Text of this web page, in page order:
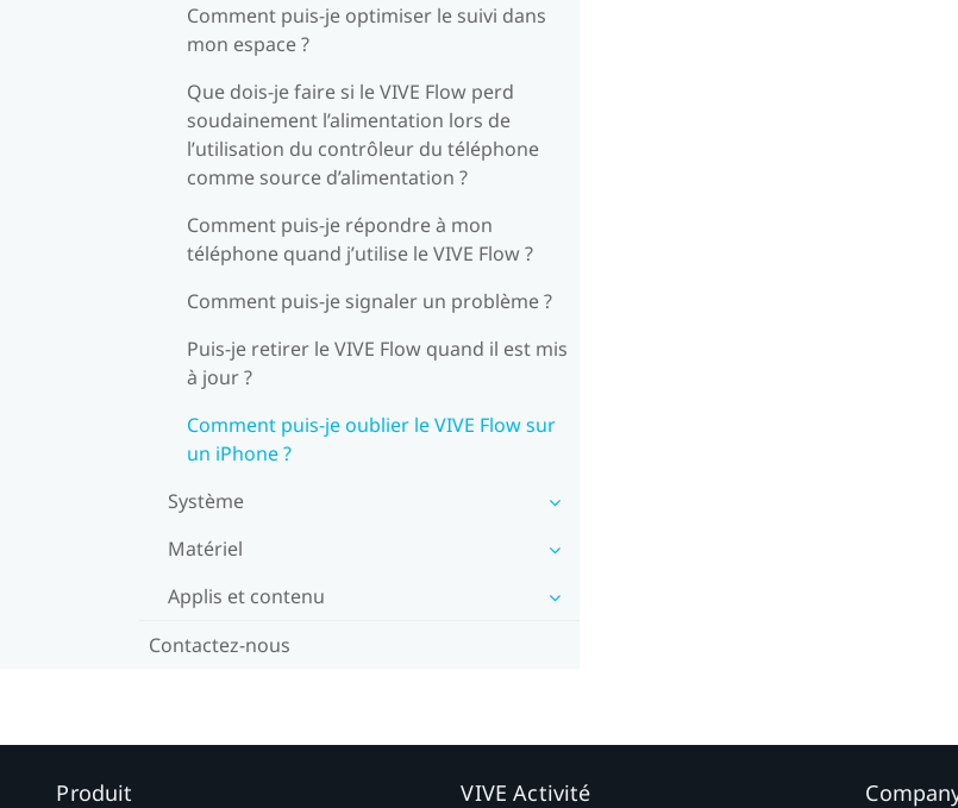
Comment puis-je optimiser le suivi dans
mon espace ?
Que dois-je faire si le VIVE Flow perd
soudainement l’alimentation lors de
l’utilisation du contrôleur du téléphone
comme source d’alimentation ?
Comment puis-je répondre à mon
téléphone quand j’utilise le VIVE Flow ?
Comment puis-je signaler un problème ?
Puis-je retirer le VIVE Flow quand il est mis
à jour ?
Comment puis-je oublier le VIVE Flow sur
un iPhone ?
Système
Matériel
Applis et contenu
Contactez-nous
Produit VIVE Activité